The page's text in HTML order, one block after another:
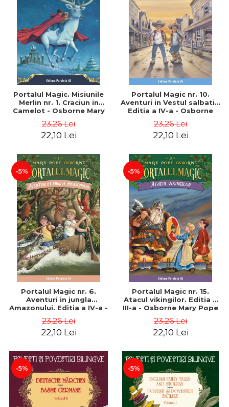
Portalul Magic. Misiunile
Merlin nr. 1. Craciun in
Camelot - Osborne Mary
23,26 Lei
22,10 Lei
Portalul Magic nr. 10.
Aventuri in Vestul salbatic.
Editia a IV-a - Osborne
23,26 Lei
22,10 Lei
-5%
Portalul Magic nr. 6.
Aventuri in jungla
Amazonului. Editia a IV-a -
23,26 Lei
22,10 Lei
-5%
Portalul Magic nr. 15.
Atacul vikingilor. Editia a
III-a - Osborne Mary Pope
23,26 Lei
22,10 Lei
-5% -5%